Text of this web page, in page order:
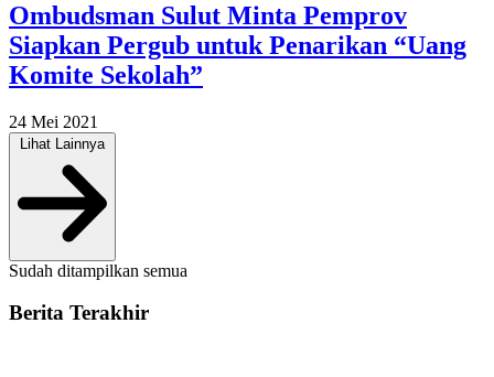
Ombudsman Sulut Minta Pemprov
Siapkan Pergub untuk Penarikan “Uang
Komite Sekolah”
24 Mei 2021
Sudah ditampilkan semua
Berita Terakhir